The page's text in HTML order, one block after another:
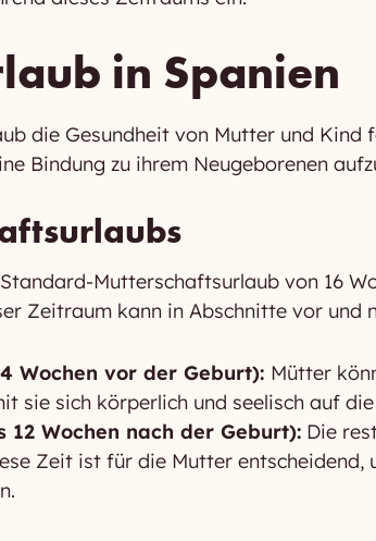
in Spanien
die Gesundheit von Mutter und Kind
Bindung zu ihrem Neugeborenen
Mutterschaftsurlaub von 16
Zeitraum kann in Abschnitte vor und
Wochen vor der Geburt): Mütter
sie sich körperlich und seelisch auf
Wochen nach der Geburt): Die
Zeit ist für die Mutter entscheidend,